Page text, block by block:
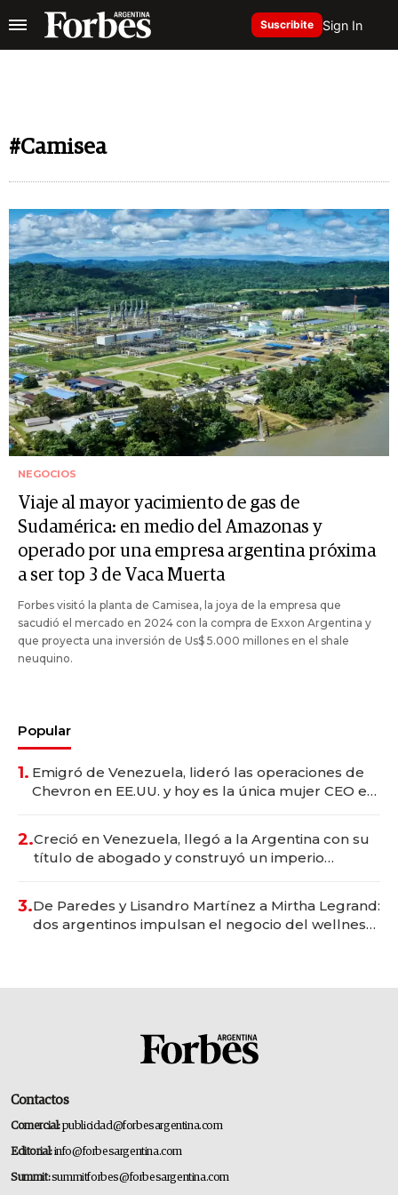
Suscribite Sign In
#Camisea
NEGOCIOS
Viaje al mayor yacimiento de gas de
Sudamérica: en medio del Amazonas y
operado por una empresa argentina próxima
a ser top 3 de Vaca Muerta
Forbes visitó la planta de Camisea, la joya de la empresa que
sacudió el mercado en 2024 con la compra de Exxon Argentina y
que proyecta una inversión de Us$ 5.000 millones en el shale
neuquino.
Popular
1. Emigró de Venezuela, lideró las operaciones de
Chevron en EE.UU. y hoy es la única mujer CEO en
2.Creció en Venezuela, llegó a la Argentina con su
título de abogado y construyó un imperio
3.De Paredes y Lisandro Martínez a Mirtha Legrand:
dos argentinos impulsan el negocio del wellness
Contactos
Comercial:publicidad@forbesargentina.com
Editorial:info@forbesargentina.com
Summit:summitforbes@forbesargentina.com